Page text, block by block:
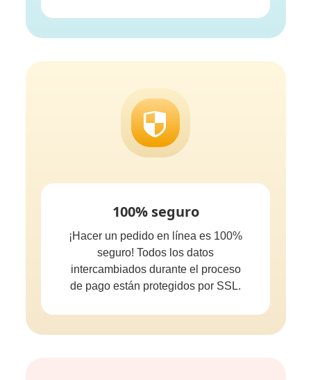
100% seguro
¡Hacer un pedido en línea es 100%
seguro! Todos los datos
intercambiados durante el proceso
de pago están protegidos por SSL.